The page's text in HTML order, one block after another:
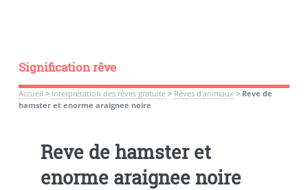
Signification rêve
Accueil > Interprétation des rêves gratuite> Rêves d’animaux > Reve de
hamster et enorme araignee noire
Reve de hamster et
enorme araignee noire